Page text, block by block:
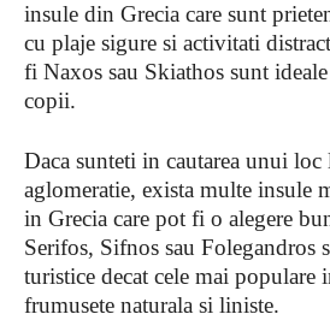
insule din Grecia care sunt
cu plaje sigure si activitati
fi Naxos sau Skiathos sunt
copii.
Daca sunteti in cautarea unui
aglomeratie, exista multe insule
in Grecia care pot fi o alegere
Serifos, Sifnos sau Folegandros
turistice decat cele mai populare
frumusete naturala si liniste.